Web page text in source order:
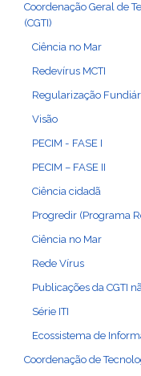
Coordenação Geral de
(CGTI)
Ciência no Mar
Redevírus MCTI
Regularização
Visão
PECIM - FASE I
PECIM – FASE II
Ciência cidadã
Progredir (Programa
Ciência no Mar
Rede Vírus
Publicações da CGTI
Série ITI
Ecossistema de
Coordenação de